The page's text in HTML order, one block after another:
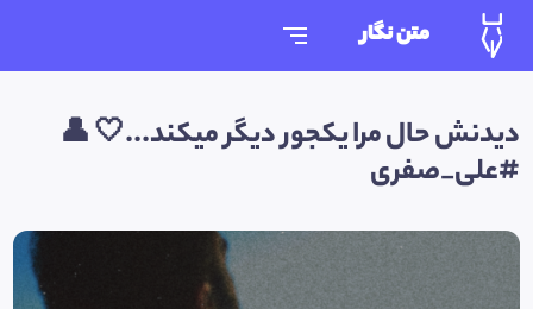
متن نگار
دیدنش حال مرا یکجور دیگر میکند...🤍 👤
#علی_صفری